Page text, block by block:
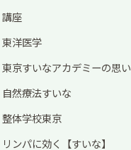
講座
東洋医学
東京すいなアカデミーの思い
自然療法すいな
整体学校東京
リンパに効く【すいな】